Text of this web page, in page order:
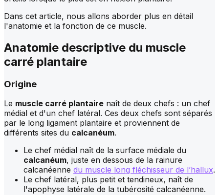
Dans cet article, nous allons aborder plus en détail
l'anatomie et la fonction de ce muscle.
Anatomie descriptive du muscle
carré plantaire
Origine
Le muscle carré plantaire naît de deux chefs : un chef
médial et d'un chef latéral. Ces deux chefs sont séparés
par le long ligament plantaire et proviennent de
différents sites du calcanéum.
Le chef médial naît de la surface médiale du
calcanéum, juste en dessous de la rainure
calcanéenne du muscle long fléchisseur de l’hallux.
Le chef latéral, plus petit et tendineux, naît de
l'apophyse latérale de la tubérosité calcanéenne.